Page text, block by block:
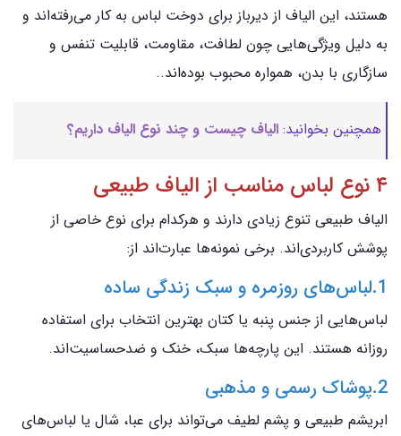
هستند، این الیاف از دیرباز برای دوخت لباس به کار می‌رفته‌اند و
به دلیل ویژگی‌هایی چون لطافت، مقاومت، قابلیت تنفس و
سازگاری با بدن، همواره محبوب بوده‌اند..
همچنین بخوانید: الیاف چیست و چند نوع الیاف داریم؟
۴ نوع لباس مناسب از الیاف طبیعی
الیاف طبیعی تنوع زیادی دارند و هرکدام برای نوع خاصی از
پوشش کاربردی‌اند. برخی نمونه‌ها عبارت‌اند از:
1.لباس‌های روزمره و سبک زندگی ساده
لباس‌هایی از جنس پنبه یا کتان بهترین انتخاب برای استفاده
روزانه هستند. این پارچه‌ها سبک، خنک و ضدحساسیت‌اند.
2.پوشاک رسمی و مذهبی
ابریشم طبیعی و پشم لطیف می‌تواند برای عبا، شال یا لباس‌های